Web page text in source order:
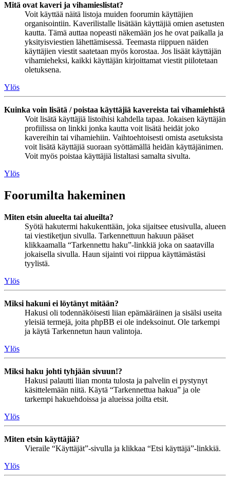
Mitä ovat kaveri ja vihamieslistat?
Voit käyttää näitä listoja muiden foorumin käyttäjien
organisointiin. Kaverilistalle lisätään käyttäjiä omien asetusten
kautta. Tämä auttaa nopeasti näkemään jos he ovat paikalla ja
yksityisviestien lähettämisessä. Teemasta riippuen näiden
käyttäjien viestit saatetaan myös korostaa. Jos lisäät käyttäjän
vihamieheksi, kaikki käyttäjän kirjoittamat viestit piilotetaan
oletuksena.
Ylös
Kuinka voin lisätä / poistaa käyttäjiä kavereista tai vihamiehistä
Voit lisätä käyttäjiä listoihisi kahdella tapaa. Jokaisen käyttäjän
profiilissa on linkki jonka kautta voit lisätä heidät joko
kavereihin tai vihamiehiin. Vaihtoehtoisesti omista asetuksista
voit lisätä käyttäjiä suoraan syöttämällä heidän käyttäjänimen.
Voit myös poistaa käyttäjiä listaltasi samalta sivulta.
Ylös
Foorumilta hakeminen
Miten etsin alueelta tai alueilta?
Syötä hakutermi hakukenttään, joka sijaitsee etusivulla, alueen
tai viestiketjun sivulla. Tarkennettuun hakuun pääset
klikkaamalla “Tarkennettu haku”-linkkiä joka on saatavilla
jokaisella sivulla. Haun sijainti voi riippua käyttämästäsi
tyylistä.
Ylös
Miksi hakuni ei löytänyt mitään?
Hakusi oli todennäköisesti liian epämääräinen ja sisälsi useita
yleisiä termejä, joita phpBB ei ole indeksoinut. Ole tarkempi
ja käytä Tarkennetun haun valintoja.
Ylös
Miksi haku johti tyhjään sivuun!?
Hakusi palautti liian monta tulosta ja palvelin ei pystynyt
käsittelemään niitä. Käytä “Tarkennettua hakua” ja ole
tarkempi hakuehdoissa ja alueissa joilta etsit.
Ylös
Miten etsin käyttäjiä?
Vieraile “Käyttäjät”-sivulla ja klikkaa “Etsi käyttäjä”-linkkiä.
Ylös